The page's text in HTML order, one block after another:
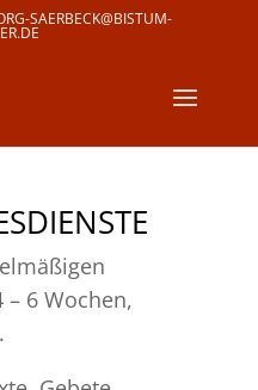
SAERBECK@BISTUM-
6 Wochen,